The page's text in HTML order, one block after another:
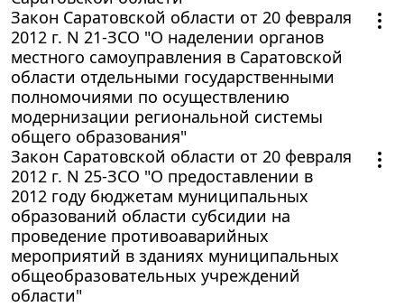
Закон Саратовской области от 20 февраля
2012 г. N 21-ЗСО "О наделении органов
местного самоуправления в Саратовской
области отдельными государственными
полномочиями по осуществлению
модернизации региональной системы
общего образования"
Закон Саратовской области от 20 февраля
2012 г. N 25-ЗСО "О предоставлении в
2012 году бюджетам муниципальных
образований области субсидии на
проведение противоаварийных
мероприятий в зданиях муниципальных
общеобразовательных учреждений
области"